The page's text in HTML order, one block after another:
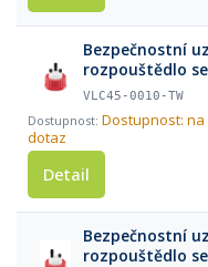
Bezpečnostní
rozpouštědlo
VLC45-0010-TW
Dostupnost: na
dotaz
Detail
Bezpečnostní
rozpouštědlo